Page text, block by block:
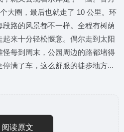
大圈，最后也就走了 10 公里。环
路的风景都不一样。全程有树荫
来十分轻松惬意。偶尔走到太阳
每到周末，公园周边的路都堵得
满了车，这么舒服的徒步地方...
阅读原文